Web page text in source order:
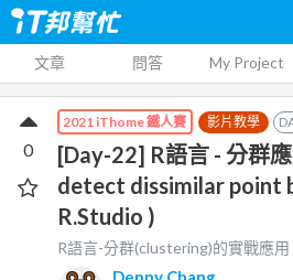
文章 問答 My Project
2021 iThome 鐵人賽 影片教學
[Day-22] R語言 - 分群
detect dissimilar point
R.Studio )
R語言-分群(clustering)的實戰應用
0